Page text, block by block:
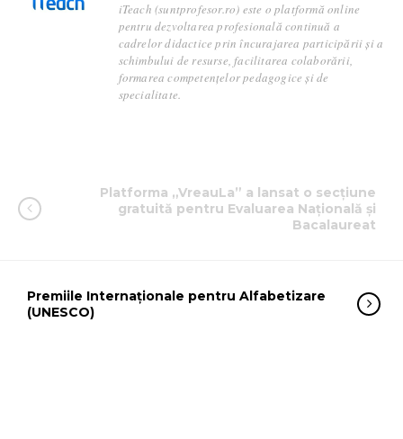
iTeach (suntprofesor.ro) este o platformă online
pentru dezvoltarea profesională continuă a
cadrelor didactice prin încurajarea participării și a
schimbului de resurse, facilitarea colaborării,
formarea competențelor pedagogice și de
specialitate.
Platforma „VreauLa” a lansat o secțiune
gratuită pentru Evaluarea Națională și
Bacalaureat
Premiile Internaționale pentru Alfabetizare
(UNESCO)